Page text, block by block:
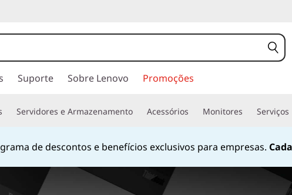
Suporte Sobre Lenovo Promoções
Servidores e Armazenamento Acessórios Monitores Serviços
no número +55 13 4042 0656ou pelo número0800-536-
Currently displaying item 2 of 4